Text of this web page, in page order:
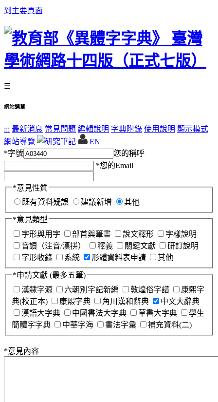
到主要頁面
☰
網站選單
::: 最新消息 常見問題 編輯說明 字典附錄 使用說明 顯示模式
網站導覽
EN
*字號
您的稱呼
*您的Email
*意見性質
既有資料疑誤
建議新增 其他
*意見類型
字形與用字
部首與筆畫 說文釋形
字樣說明
音讀（注音/漢拼）
釋義 關鍵文獻
研訂說明
字形收錄
系統 形體資料表申請 其他
*申請文獻 (最多五筆)
漢隸字源
六朝別字記新編 敦煌俗字譜
康熙字
典(校正本)
康熙字典 角川漢和辭典
中文大辭典
漢語大字典
中國書法大字典 草書大字典
學生
簡體字字典
中華字海 書法字彙 補充資料(二)
*意見內容